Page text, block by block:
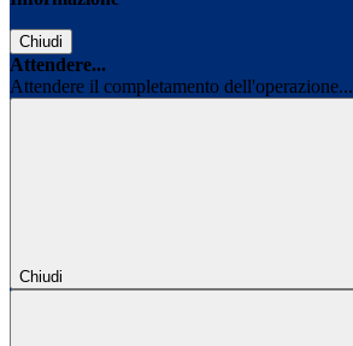
Chiudi
Attendere...
Attendere il completamento dell'operazione...
Chiudi